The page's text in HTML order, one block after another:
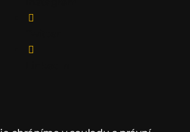

